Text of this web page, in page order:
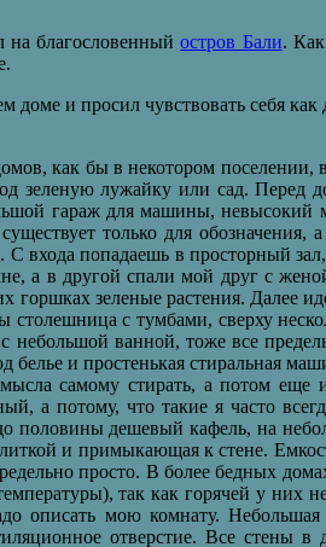
на благословенныйостров Бали.
доме и просил чувствовать
как бы в некотором поселении,
зеленую лужайку или сад. Перед
гараж для машины, невысокий
только для
С входа попадаешь в просторный
а в другой спали мой друг с
зеленые растения. Далее
столешница с тумбами, сверху
небольшой ванной, тоже все
белье и простенькая стиральная
самому стирать, а потом
а потому, что такие я часто
половины дешевый кафель, на
и примыкающая к стене.
просто. В более бедных
так как горячей у
описать мою комнату.
отверстие. Все стены